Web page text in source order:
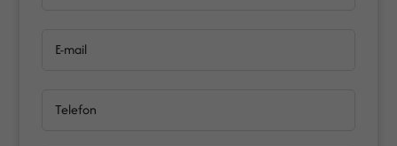
E-mail
Telefon